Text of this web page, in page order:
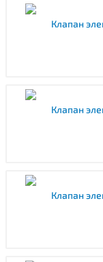
Клапан
Клапан
Клапан